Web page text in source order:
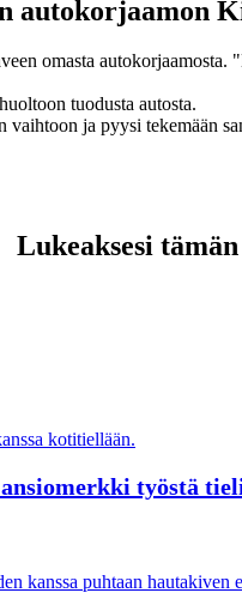
autokorjaamon
omasta
vaihtoon ja pyysi tekemään
Lukeaksesi
työstä